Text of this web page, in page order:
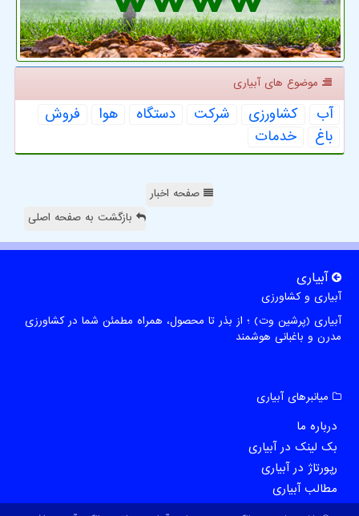
موضوع های آبیاری
آب كشاورزی شركت دستگاه هوا
فروش
باغ
خدمات
صفحه اخبار
بازگشت به صفحه اصلی
آبیاری
آبیاری و کشاورزی
آبیاری (پرشین وت) ؛ از بذر تا محصول، همراه مطمئن شما در کشاورزی
مدرن و باغبانی هوشمند
میانبرهای آبیاری
درباره ما
بک لینک در آبیاری
رپورتاژ در آبیاری
مطالب آبیاری